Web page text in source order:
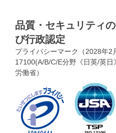
品質・セキュリティ
び行政認定
プライバシーマーク（2028年2
17100(A/B/C/E分野《日英/英
労働省）